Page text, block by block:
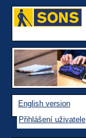
English version
Přihlášení uživatele